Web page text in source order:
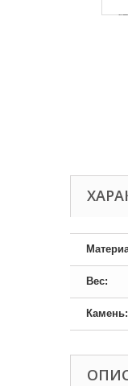
Вес:
Камень: